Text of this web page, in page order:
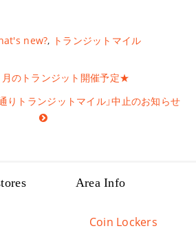
new?, トランジットマイル
月のトランジット開催予定★
通りトランジットマイル」中止のお知らせ
Area Info
Coin Lockers